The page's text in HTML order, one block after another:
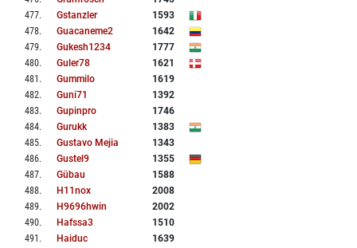
477. Gstanzler
1593
478. Guacaneme2
1642
479. Gukesh1234
1777
480. Guler78
1621
481 . Gummilo
1619
482. Guni71
1392
483. Gupinpro
1746
484. Gurukk
1383
485. Gustavo Mejia
1343
486. Gustel9
1355
487. Gübau
1588
488. H11nox
2008
489. H9696hwin
2002
490. Hafssa3
1510
491 . Haiduc
1639